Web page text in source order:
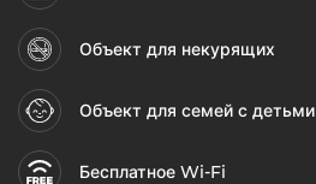
Объект для некурящих
Объект для семей с детьми
Бесплатное Wi-Fi